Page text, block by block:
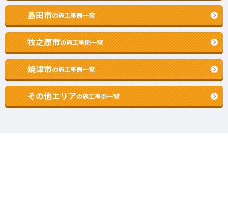
島田市の施工事例一覧
牧之原市の施工事例一覧
焼津市の施工事例一覧
その他エリアの施工事例一覧